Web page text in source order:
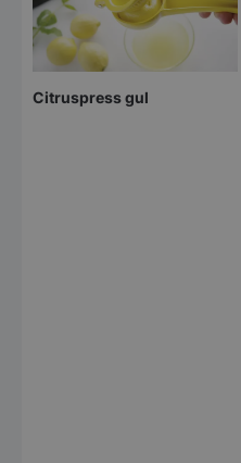
Citruspress gul